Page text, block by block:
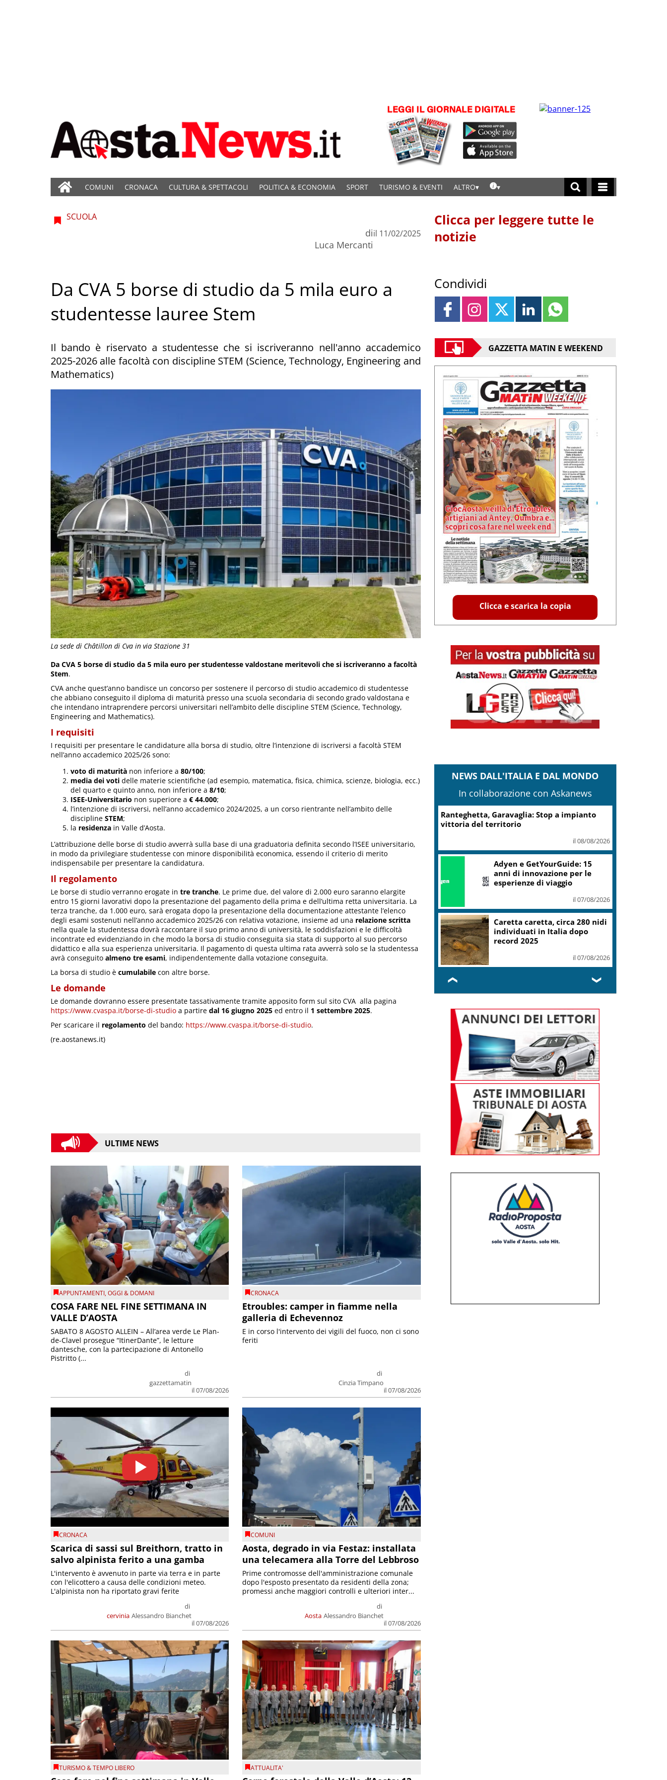
COMUNI CRONACA CULTURA & SPETTACOLI POLITICA & ECONOMIA SPORT TURISMO & EVENTI ALTRO
La sede di Châtillon di Cva in via Stazione 31
SCUOLA
di
Luca Mercanti
il 11/02/2025
Da CVA 5 borse di studio da 5 mila euro a
studentesse lauree Stem
Il bando è riservato a studentesse che si iscriveranno nell'anno accademico
2025-2026 alle facoltà con discipline STEM (Science, Technology, Engineering and
Mathematics)
Da CVA 5 borse di studio da 5 mila euro per studentesse valdostane meritevoli che si iscriveranno a facoltà
Stem.
CVA anche quest’anno bandisce un concorso per sostenere il percorso di studio accademico di studentesse
che abbiano conseguito il diploma di maturità presso una scuola secondaria di secondo grado valdostana e
che intendano intraprendere percorsi universitari nell’ambito delle discipline STEM (Science, Technology,
Engineering and Mathematics).
I requisiti
I requisiti per presentare le candidature alla borsa di studio, oltre l’intenzione di iscriversi a facoltà STEM
nell’anno accademico 2025/26 sono:
voto di maturità non inferiore a 80/100;
media dei voti delle materie scientifiche (ad esempio, matematica, fisica, chimica, scienze, biologia, ecc.)
del quarto e quinto anno, non inferiore a 8/10;
ISEE-Universitario non superiore a € 44.000;
l’intenzione di iscriversi, nell’anno accademico 2024/2025, a un corso rientrante nell’ambito delle
discipline STEM;
la residenza in Valle d’Aosta.
L’attribuzione delle borse di studio avverrà sulla base di una graduatoria definita secondo l’ISEE universitario,
in modo da privilegiare studentesse con minore disponibilità economica, essendo il criterio di merito
indispensabile per presentare la candidatura.
Il regolamento
Le borse di studio verranno erogate in tre tranche. Le prime due, del valore di 2.000 euro saranno elargite
entro 15 giorni lavorativi dopo la presentazione del pagamento della prima e dell’ultima retta universitaria. La
terza tranche, da 1.000 euro, sarà erogata dopo la presentazione della documentazione attestante l’elenco
degli esami sostenuti nell’anno accademico 2025/26 con relativa votazione, insieme ad una relazione scritta
nella quale la studentessa dovrà raccontare il suo primo anno di università, le soddisfazioni e le difficoltà
incontrate ed evidenziando in che modo la borsa di studio conseguita sia stata di supporto al suo percorso
didattico e alla sua esperienza universitaria. Il pagamento di questa ultima rata avverrà solo se la studentessa
avrà conseguito almeno tre esami, indipendentemente dalla votazione conseguita.
La borsa di studio è cumulabile con altre borse.
Le domande
Le domande dovranno essere presentate tassativamente tramite apposito form sul sito CVA alla pagina
https://www.cvaspa.it/borse-di-studio a partire dal 16 giugno 2025 ed entro il 1 settembre 2025.
Per scaricare il regolamento del bando: https://www.cvaspa.it/borse-di-studio.
(re.aostanews.it)
ULTIME NEWS
APPUNTAMENTI,OGGI & DOMANI
COSA FARE NEL FINE SETTIMANA IN
VALLE D’AOSTA
di
gazzettamatin
il 07/08/2026
SABATO 8 AGOSTO ALLEIN – All’area verde Le Plan-
de-Clavel prosegue “ItinerDante”, le letture
dantesche, con la partecipazione di Antonello
Pistritto (...
CRONACA
Etroubles: camper in fiamme nella
galleria di Echevennoz
di
Cinzia Timpano
il 07/08/2026
E in corso l'intervento dei vigili del fuoco, non ci sono
feriti
CRONACA
Scarica di sassi sul Breithorn, tratto in
salvo alpinista ferito a una gamba
cervinia
di
Alessandro Bianchet
il 07/08/2026
L'intervento è avvenuto in parte via terra e in parte
con l'elicottero a causa delle condizioni meteo.
L'alpinista non ha riportato gravi ferite
COMUNI
Aosta, degrado in via Festaz: installata
una telecamera alla Torre del Lebbroso
Aosta
di
Alessandro Bianchet
il 07/08/2026
Prime contromosse dell'amministrazione comunale
dopo l'esposto presentato da residenti della zona;
promessi anche maggiori controlli e ulteriori inter...
TURISMO & TEMPO LIBERO ATTUALITA'
Clicca per leggere tutte le
notizie
Condividi
GAZZETTA MATIN E WEEKEND
Clicca e scarica la copia
NEWS DALL'ITALIA E DAL MONDO
In collaborazione con Askanews
Turismo, Osservatorio
Telepass: +20% di interesse
il 07/08/2026
Mic, Liguria: 5,8 mln da piano Grandi
Progetti Beni Culturali
il 07/08/2026
Mondiali Wakeboard: primo
oro è azzurro, Noa Gualtieri
campione Under 14
il 07/08/2026
❮ ❯